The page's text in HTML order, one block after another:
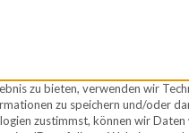
zu bieten, verwenden wir
zu speichern und/oder
zustimmst, können wir Daten